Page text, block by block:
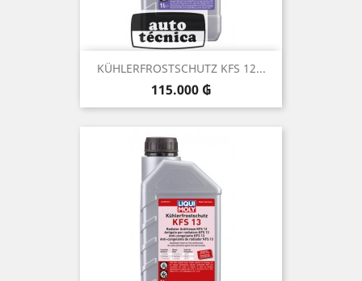
KÜHLERFROSTSCHUTZ KFS 12...
Precio
115.000 ₲